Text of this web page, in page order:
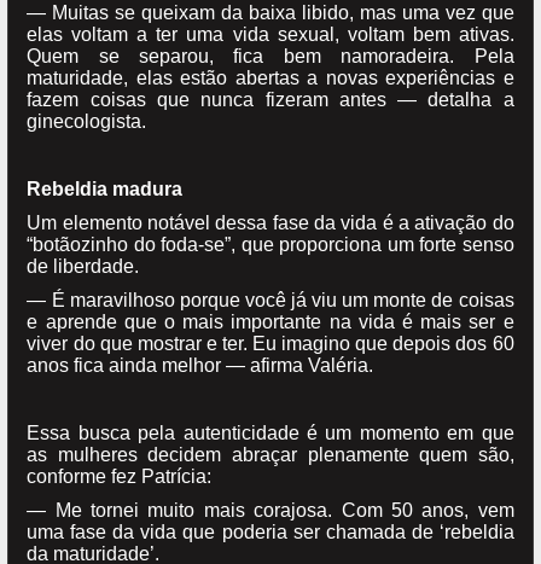
— Muitas se queixam da baixa libido, mas uma vez que
elas voltam a ter uma vida sexual, voltam bem ativas.
Quem se separou, fica bem namoradeira. Pela
maturidade, elas estão abertas a novas experiências e
fazem coisas que nunca fizeram antes — detalha a
ginecologista.
Rebeldia madura
Um elemento notável dessa fase da vida é a ativação do
“botãozinho do foda-se”, que proporciona um forte senso
de liberdade.
— É maravilhoso porque você já viu um monte de coisas
e aprende que o mais importante na vida é mais ser e
viver do que mostrar e ter. Eu imagino que depois dos 60
anos fica ainda melhor — afirma Valéria.
Essa busca pela autenticidade é um momento em que
as mulheres decidem abraçar plenamente quem são,
conforme fez Patrícia:
— Me tornei muito mais corajosa. Com 50 anos, vem
uma fase da vida que poderia ser chamada de ‘rebeldia
da maturidade’.